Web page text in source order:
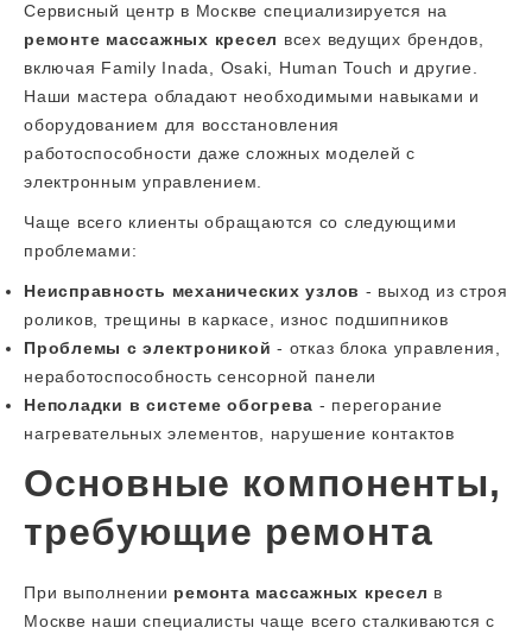
Сервисный центр в Москве специализируется на
ремонте массажных кресел всех ведущих брендов,
включая Family Inada, Osaki, Human Touch и другие.
Наши мастера обладают необходимыми навыками и
оборудованием для восстановления
работоспособности даже сложных моделей с
электронным управлением.
Чаще всего клиенты обращаются со следующими
проблемами:
Неисправность механических узлов - выход из строя
роликов, трещины в каркасе, износ подшипников
Проблемы с электроникой - отказ блока управления,
неработоспособность сенсорной панели
Неполадки в системе обогрева - перегорание
нагревательных элементов, нарушение контактов
Основные компоненты,
требующие ремонта
При выполнении ремонта массажных кресел в
Москве наши специалисты чаще всего сталкиваются с